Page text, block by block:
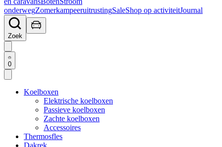
onderwegZomerkampeeruitrustingSaleShop op activiteitJournal
Zoek
0
Koelboxen
Elektrische koelboxen
Passieve koelboxen
Zachte koelboxen
Accessoires
Thermosfles